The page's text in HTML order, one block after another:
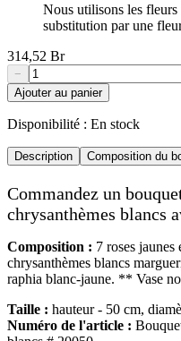
Nous utilisons les
substitution par une
314,52 Br
−
Ajouter au panier
Disponibilité : En stock
Description Composition du
Commandez un
chrysanthèmes blancs
Composition : 7 roses
chrysanthèmes blancs
raphia blanc-jaune. ** Vase
Taille : hauteur - 50 cm,
Numéro de l'article :